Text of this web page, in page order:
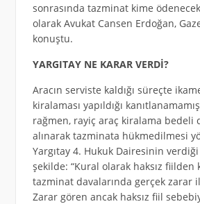
sonrasında tazminat kime
olarak Avukat Cansen Erdoğan,
konuştu.
YARGITAY NE KARAR VERDİ?
Aracın serviste kaldığı süreçte
kiralaması yapıldığı
rağmen, rayiç araç kiralama bedeli
alınarak tazminata hükmedilmesi
Yargıtay 4. Hukuk Dairesinin
şekilde: “Kural olarak haksız fiilden
tazminat davalarında gerçek zarar
Zarar gören ancak haksız fiil